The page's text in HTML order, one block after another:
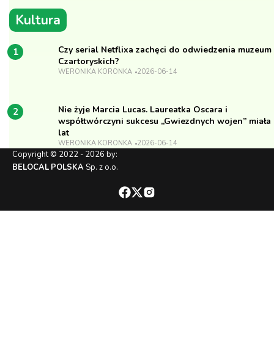
Kultura
1
Czy serial Netflixa zachęci do odwiedzenia muzeum
Czartoryskich?
WERONIKA KORONKA 2026-06-14
2
Nie żyje Marcia Lucas. Laureatka Oscara i
współtwórczyni sukcesu „Gwiezdnych wojen” miała
lat
WERONIKA KORONKA 2026-06-14
Copyright © 2022 - 2026 by:
BELOCAL POLSKA Sp. z o.o.